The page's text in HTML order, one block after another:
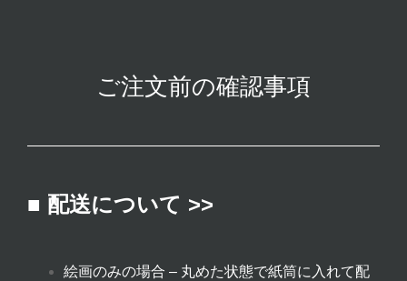
ご注文前の確認事項
■ 配送について >>
絵画のみの場合 – 丸めた状態で紙筒に入れて配